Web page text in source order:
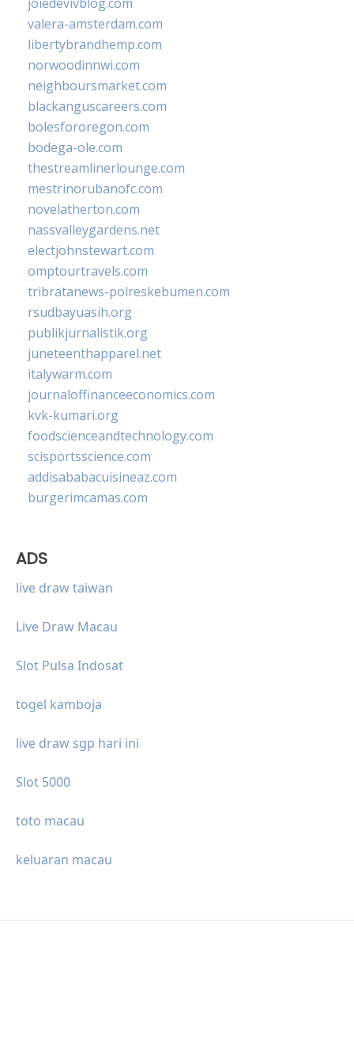
valera-amsterdam.com
libertybrandhemp.com
norwoodinnwi.com
neighboursmarket.com
blackanguscareers.com
bolesfororegon.com
bodega-ole.com
thestreamlinerlounge.com
mestrinorubanofc.com
novelatherton.com
nassvalleygardens.net
electjohnstewart.com
omptourtravels.com
tribratanews-polreskebumen.com
rsudbayuasih.org
publikjurnalistik.org
juneteenthapparel.net
italywarm.com
journaloffinanceeconomics.com
kvk-kumari.org
foodscienceandtechnology.com
scisportsscience.com
addisababacuisineaz.com
burgerimcamas.com
ADS
live draw taiwan
Live Draw Macau
Slot Pulsa Indosat
togel kamboja
live draw sgp hari ini
Slot 5000
toto macau
keluaran macau